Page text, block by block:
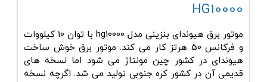
HG10000
موتور برق هیوندای بنزینی مدل hg10000 با توان 10 کیلووات
و فرکانس 50 هرتز کار می کند. موتور برق خوش ساخت
هیوندای در کشور چین مونتاژ می شود اما نسخه های
قدیمی آن در کشور کره جنوبی تولید می شد. اگرچه نسخه